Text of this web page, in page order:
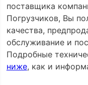
поставщика
Погрузчиков, Вы
качества,
обслуживание и
Подробные
ниже, как и